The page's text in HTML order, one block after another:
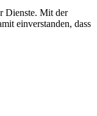
Dienste. Mit der
einverstanden, dass